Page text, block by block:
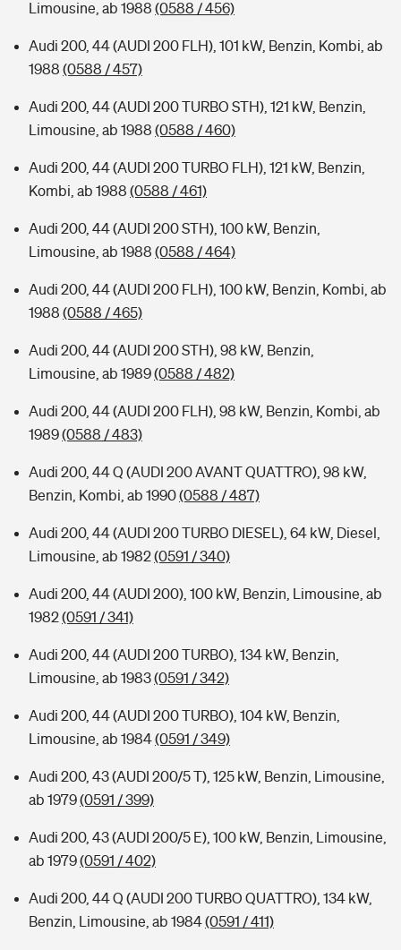
Limousine, ab 1988 (0588 / 456)
Audi 200, 44 (AUDI 200 FLH), 101 kW, Benzin, Kombi, ab
1988 (0588 / 457)
Audi 200, 44 (AUDI 200 TURBO STH), 121 kW, Benzin,
Limousine, ab 1988 (0588 / 460)
Audi 200, 44 (AUDI 200 TURBO FLH), 121 kW, Benzin,
Kombi, ab 1988 (0588 / 461)
Audi 200, 44 (AUDI 200 STH), 100 kW, Benzin,
Limousine, ab 1988 (0588 / 464)
Audi 200, 44 (AUDI 200 FLH), 100 kW, Benzin, Kombi, ab
1988 (0588 / 465)
Audi 200, 44 (AUDI 200 STH), 98 kW, Benzin,
Limousine, ab 1989(0588 / 482)
Audi 200, 44 (AUDI 200 FLH), 98 kW, Benzin, Kombi, ab
1989(0588 / 483)
Audi 200, 44 Q (AUDI 200 AVANT QUATTRO), 98 kW,
Benzin, Kombi, ab 1990(0588 / 487)
Audi 200, 44 (AUDI 200 TURBO DIESEL), 64 kW, Diesel,
Limousine, ab 1982(0591 / 340)
Audi 200, 44 (AUDI 200), 100 kW, Benzin, Limousine, ab
1982(0591 / 341)
Audi 200, 44 (AUDI 200 TURBO), 134 kW, Benzin,
Limousine, ab 1983(0591 / 342)
Audi 200, 44 (AUDI 200 TURBO), 104 kW, Benzin,
Limousine, ab 1984(0591 / 349)
Audi 200, 43 (AUDI 200/5 T), 125 kW, Benzin, Limousine,
ab 1979(0591 / 399)
Audi 200, 43 (AUDI 200/5 E), 100 kW, Benzin, Limousine,
ab 1979(0591 / 402)
Audi 200, 44 Q (AUDI 200 TURBO QUATTRO), 134 kW,
Benzin, Limousine, ab 1984(0591 / 411)